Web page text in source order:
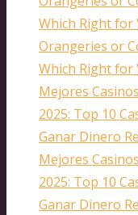
Which Right for
Orangeries or
Which Right for
Mejores
2025: Top 10
Ganar Dinero
Mejores
2025: Top 10
Ganar Dinero